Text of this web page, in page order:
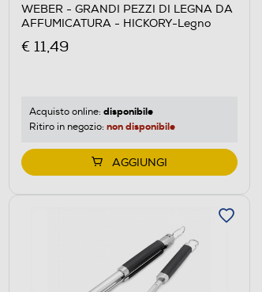
WEBER - GRANDI PEZZI DI LEGNA DA
AFFUMICATURA - HICKORY-Legno
€ 11,49
Acquisto online: disponibile
Ritiro in negozio: non disponibile
AGGIUNGI